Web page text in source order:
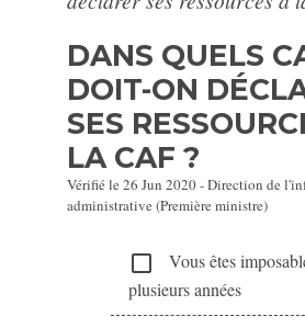
DANS QUELS
DOIT-ON
SES
LA CAF ?
Vérifié le 26 Jun 2020 - Direction de
administrative (Première ministre)
check_box_outline_blank
Vous êtes
plusieurs années